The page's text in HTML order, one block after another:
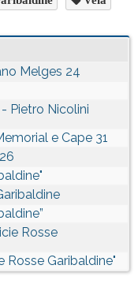
Melges 24
Pietro Nicolini
e Cape 31
Rosse
Rosse Garibaldine"